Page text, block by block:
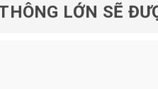
LỚN SẼ